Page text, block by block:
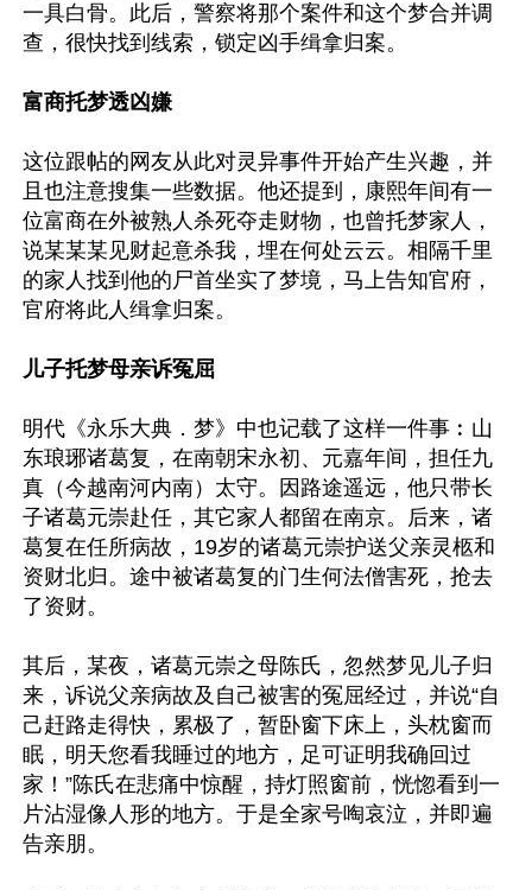
一具白骨。此后，警察将那个案件和这个梦合并调
查，很快找到线索，锁定凶手缉拿归案。
富商托梦透凶嫌
这位跟帖的网友从此对灵异事件开始产生兴趣，并
且也注意搜集一些数据。他还提到，康熙年间有一
位富商在外被熟人杀死夺走财物，也曾托梦家人，
说某某某见财起意杀我，埋在何处云云。相隔千里
的家人找到他的尸首坐实了梦境，马上告知官府，
官府将此人缉拿归案。
儿子托梦母亲诉冤屈
明代《永乐大典．梦》中也记载了这样一件事︰山
东琅琊诸葛复，在南朝宋永初、元嘉年间，担任九
真（今越南河内南）太守。因路途遥远，他只带长
子诸葛元崇赴任，其它家人都留在南京。后来，诸
葛复在任所病故，19岁的诸葛元崇护送父亲灵柩和
资财北归。途中被诸葛复的门生何法僧害死，抢去
了资财。
其后，某夜，诸葛元崇之母陈氏，忽然梦见儿子归
来，诉说父亲病故及自己被害的冤屈经过，并说“自
己赶路走得快，累极了，暂卧窗下床上，头枕窗而
眠，明天您看我睡过的地方，足可证明我确回过
家！”陈氏在悲痛中惊醒，持灯照窗前，恍惚看到一
片沾湿像人形的地方。于是全家号啕哀泣，并即遍
告亲朋。